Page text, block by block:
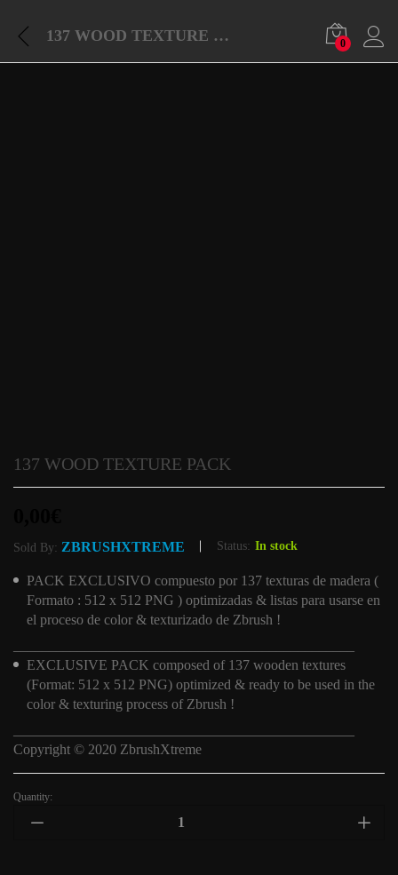
137 WOOD TEXTURE PACK 0
137 WOOD TEXTURE PACK
Sold By: ZBRUSHXTREME Status: In stock
PACK EXCLUSIVO compuesto por 137 texturas de madera (
Formato : 512 x 512 PNG ) optimizadas & listas para usarse en
el proceso de color & texturizado de Zbrush !
EXCLUSIVE PACK composed of 137 wooden textures
(Format: 512 x 512 PNG) optimized & ready to be used in the
color & texturing process of Zbrush !
Copyright © 2020 ZbrushXtreme
Quantity: